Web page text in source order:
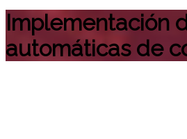
Implementación
automáticas de